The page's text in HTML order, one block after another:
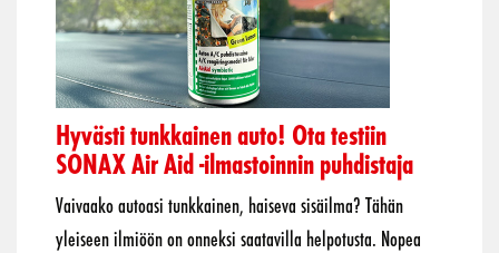
Hyvästi tunkkainen auto! Ota testiin
SONAX Air Aid -ilmastoinnin puhdistaja
Vaivaako autoasi tunkkainen, haiseva sisäilma? Tähän
yleiseen ilmiöön on onneksi saatavilla helpotusta. Nopea